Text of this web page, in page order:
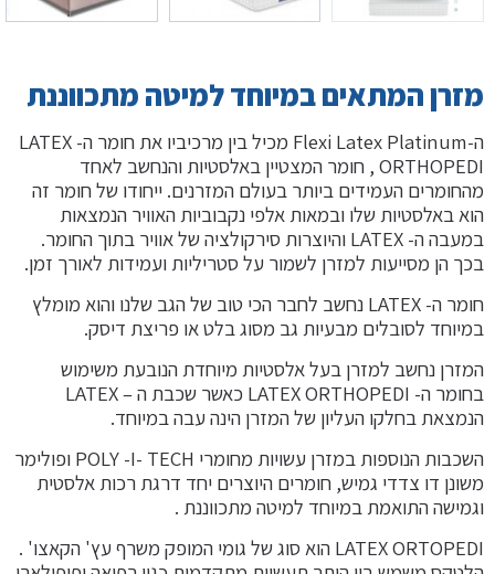
מזרן המתאים במיוחד למיטה מתכווננת
ה-Flexi Latex Platinum מכיל בין מרכיביו את חומר ה- LATEX
ORTHOPEDI , חומר המצטיין באלסטיות והנחשב לאחד
מהחומרים העמידים ביותר בעולם המזרנים. ייחודו של חומר זה
הוא באלסטיות שלו ובמאות אלפי נקבוביות האוויר הנמצאות
במעבה ה- LATEX והיוצרות סירקולציה של אוויר בתוך החומר.
בכך הן מסייעות למזרן לשמור על סטריליות ועמידות לאורך זמן.
חומר ה- LATEX נחשב לחבר הכי טוב של הגב שלנו והוא מומלץ
במיוחד לסובלים מבעיות גב מסוג בלט או פריצת דיסק.
המזרן נחשב למזרן בעל אלסטיות מיוחדת הנובעת משימוש
בחומר ה- LATEX ORTHOPEDI כאשר שכבת ה – LATEX
הנמצאת בחלקו העליון של המזרן הינה עבה במיוחד.
השכבות הנוספות במזרן עשויות מחומרי POLY -I- TECH ופולימר
משונן דו צדדי גמיש, חומרים היוצרים יחד דרגת רכות אלסטית
וגמישה התואמת במיוחד למיטה מתכווננת .
LATEX ORTOPEDI הוא סוג של גומי המופק משרף עץ' הקאצו' .